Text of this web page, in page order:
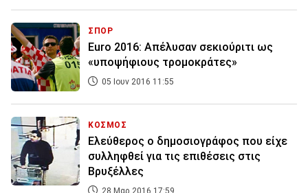
ΣΠΟΡ
Euro 2016: Απέλυσαν σεκιούριτι ως
«υποψήφιους τρομοκράτες»
05 Ιουν 2016 11:55
ΚΟΣΜΟΣ
Ελεύθερος ο δημοσιογράφος που είχε
συλληφθεί για τις επιθέσεις στις
Βρυξέλλες
28 Μαρ 2016 17:59